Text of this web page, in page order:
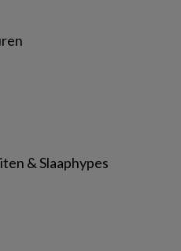
& Slaaphypes